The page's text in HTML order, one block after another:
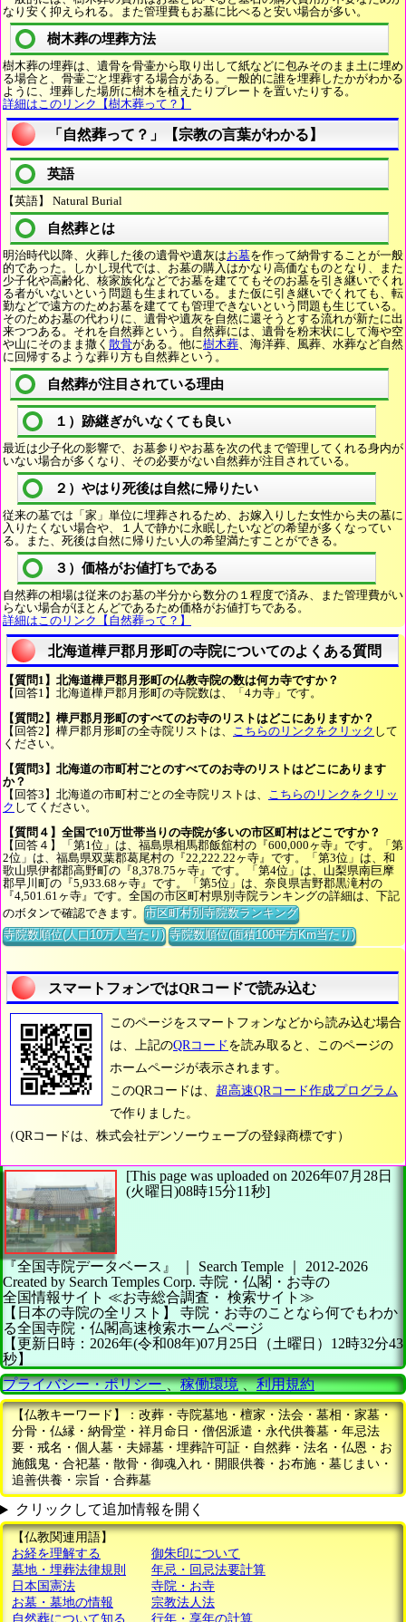
なり安く抑えられる。また管理費もお墓に比べると安い場合が多い。
樹木葬の埋葬方法
樹木葬の埋葬は、遺骨を骨壷から取り出して紙などに包みそのまま土に埋め
る場合と、骨壷ごと埋葬する場合がある。一般的に誰を埋葬したかがわかる
ように、埋葬した場所に樹木を植えたりプレートを置いたりする。
詳細はこのリンク【樹木葬って？】
「自然葬って？」【宗教の言葉がわかる】
英語
【英語】 Natural Burial
自然葬とは
明治時代以降、火葬した後の遺骨や遺灰はお墓を作って納骨することが一般
的であった。しかし現代では、お墓の購入はかなり高価なものとなり、また
少子化や高齢化、核家族化などでお墓を建ててもそのお墓を引き継いでくれ
る者がいないという問題も生まれている。また仮に引き継いでくれても、転
勤などで遠方のためお墓を建てても管理できないという問題も生じている。
そのためお墓の代わりに、遺骨や遺灰を自然に還そうとする流れが新たに出
来つつある。それを自然葬という。自然葬には、遺骨を粉末状にして海や空
や山にそのまま撒く 散骨がある。他に樹木葬、海洋葬、風葬、水葬など自然
に回帰するような葬り方も自然葬という。
自然葬が注目されている理由
１）跡継ぎがいなくても良い
最近は少子化の影響で、お墓参りやお墓を次の代まで管理してくれる身内が
いない場合が多くなり、その必要がない自然葬が注目されている。
２）やはり死後は自然に帰りたい
従来の墓では「家」単位に埋葬されるため、お嫁入りした女性から夫の墓に
入りたくない場合や、１人で静かに永眠したいなどの希望が多くなってい
る。また、死後は自然に帰りたい人の希望満たすことができる。
３）価格がお値打ちである
自然葬の相場は従来のお墓の半分から数分の１程度で済み、また管理費がい
らない場合がほとんどであるため価格がお値打ちである。
詳細はこのリンク【自然葬って？】
北海道樺戸郡月形町の寺院についてのよくある質問
【質問1】北海道樺戸郡月形町の仏教寺院の数は何カ寺ですか？
【回答1】北海道樺戸郡月形町の寺院数は、「4カ寺」です。
【質問2】樺戸郡月形町のすべてのお寺のリストはどこにありますか？
【回答2】樺戸郡月形町の全寺院リストは、 こちらのリンクをクリック して
ください。
【質問3】北海道の市町村ごとのすべてのお寺のリストはどこにあります
か？
【回答3】北海道の市町村ごとの全寺院リストは、 こちらのリンクをクリッ
ク してください。
【質問４】全国で10万世帯当りの寺院が多いの市区町村はどこですか？
【回答４】「第1位」は、福島県相馬郡飯舘村の『600,000ヶ寺』です。「第
2位」は、福島県双葉郡葛尾村の『22,222.22ヶ寺』です。「第3位」は、和
歌山県伊都郡高野町の『8,378.75ヶ寺』です。「第4位」は、山梨県南巨摩
郡早川町の『5,933.68ヶ寺』です。「第5位」は、奈良県吉野郡黒滝村の
『4,501.61ヶ寺』です。全国の市区町村県別寺院ランキングの詳細は、下記
のボタンで確認できます。市区町村別寺院数ランキング
寺院数順位(人口10万人当たり) 寺院数順位(面積100平方Km当たり)
スマートフォンではQRコードで読み込む
このページをスマートフォンなどから読み込む場合
は、上記のQRコード を読み取ると、このページの
ホームページが表示されます。
このQRコードは、 超高速QRコード作成プログラム
で作りました。
（QRコードは、株式会社デンソーウェーブの登録商標です）
[This page was uploaded on 2026年07月28日
(火曜日)08時15分11秒]
『全国寺院データベース』 ｜ Search Temple
2012-2026
Created by Search Temples Corp. 寺院・仏閣・お寺の
全国情報サイト ≪お寺総合調査・ 検索サイト≫
【日本の寺院の全リスト】
寺院・お寺のことなら何でもわか
る全国寺院・仏閣高速検索ホームページ
【更新日時：2026年(令和08年)07月25日（土曜日）12時32分43
秒】
プライバシー・ポリシー、稼働環境、利用規約
【仏教キーワード】：改葬・寺院墓地・檀家・法会・墓相・家墓・
分骨・仏縁・納骨堂・祥月命日・僧侶派遣・永代供養墓・年忌法
要・戒名・個人墓・夫婦墓・埋葬許可証・自然葬・法名・仏恩・お
施餓鬼・合祀墓・散骨・御魂入れ・開眼供養・お布施・墓じまい・
追善供養・宗旨・合葬墓
クリックして追加情報を開く
【仏教関連用語】
お経を理解する
御朱印について
墓地・埋葬法律規則
年忌・回忌法要計算
日本国憲法
寺院・お寺
お墓・墓地の情報
宗教法人法
自然葬について知る
行年・享年の計算